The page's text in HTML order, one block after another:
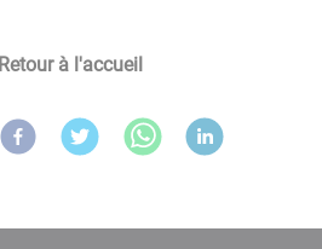
Retour à l'accueil